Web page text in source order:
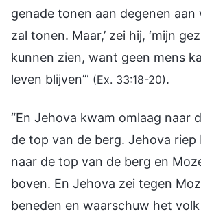
genade tonen aan degenen aan
zal tonen. Maar,’ zei hij, ‘mijn
kunnen zien, want geen mens
leven blijven’” (Ex. 33:18-20).
“En Jehova kwam omlaag naar
de top van de berg. Jehova riep
naar de top van de berg en
boven. En Jehova zei tegen
beneden en waarschuw het